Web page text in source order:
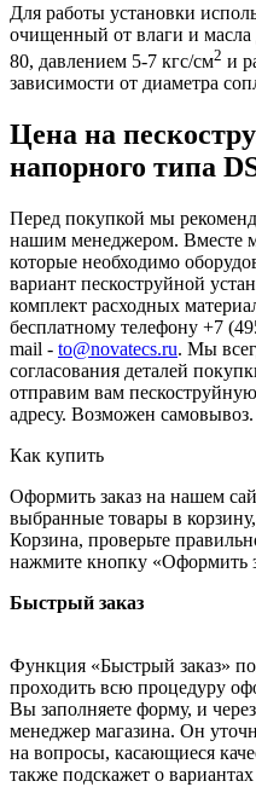
Для работы установки
очищенный от влаги и
80, давлением 5-7 кгс/см2 и
зависимости от диаметра
Цена на
напорного типа
Перед покупкой мы
нашим менеджером. Вместе
которые необходимо
вариант пескоструйной
комплект расходных
бесплатному телефону +7
mail - to@novatecs.ru. Мы
согласования деталей
отправим вам
адресу. Возможен самовывоз.
Как купить
Оформить заказ на нашем
выбранные товары в
Корзина, проверьте
нажмите кнопку «Оформить
Быстрый заказ
Функция «Быстрый заказ»
проходить всю процедуру
Вы заполняете форму, и
менеджер магазина. Он
на вопросы, касающиеся
также подскажет о